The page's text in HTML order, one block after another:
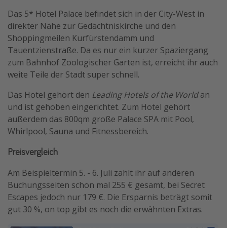
Das 5* Hotel Palace befindet sich in der City-West in
direkter Nähe zur Gedächtniskirche und den
Shoppingmeilen Kurfürstendamm und
Tauentzienstraße. Da es nur ein kurzer Spaziergang
zum Bahnhof Zoologischer Garten ist, erreicht ihr auch
weite Teile der Stadt super schnell.
Das Hotel gehört den Leading Hotels of the Worldan
und ist gehoben eingerichtet. Zum Hotel gehört
außerdem das 800qm große Palace SPA mit Pool,
Whirlpool, Sauna und Fitnessbereich.
Preisvergleich
Am Beispieltermin 5. - 6. Juli zahlt ihr auf anderen
Buchungsseiten schon mal 255 € gesamt, bei Secret
Escapes jedoch nur 179 €. Die Ersparnis beträgt somit
gut 30 %, on top gibt es noch die erwähnten Extras.